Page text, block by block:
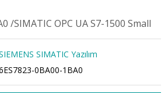
/SIMATIC OPC UA S7-1500 Small
SIMATIC Yazılım
0BA00-1BA0